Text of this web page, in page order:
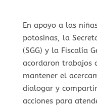
En apoyo a las
potosinas, la
(SGG) y la Fiscalía
acordaron trabajos
mantener el
dialogar y
acciones para